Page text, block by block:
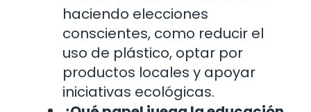
haciendo elecciones
conscientes, como reducir el
uso de plástico, optar por
productos locales y apoyar
iniciativas ecológicas.